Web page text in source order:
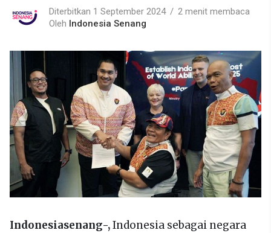
Diterbitkan 1 September 2024
2 menit membaca
Oleh Indonesia Senang
Indonesiasenang-,Indonesia sebagai negara